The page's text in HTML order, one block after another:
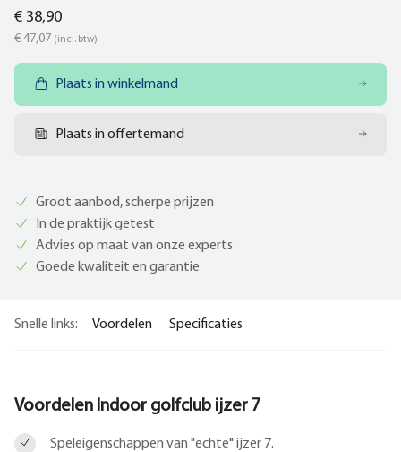
€ 38,90
€ 47,07 (incl. btw)
Plaats in winkelmand
Plaats in offertemand
Groot aanbod, scherpe prijzen
In de praktijk getest
Advies op maat van onze experts
Goede kwaliteit en garantie
Snelle links: Voordelen Specificaties
Voordelen Indoor golfclub ijzer 7
Speleigenschappen van "echte" ijzer 7.